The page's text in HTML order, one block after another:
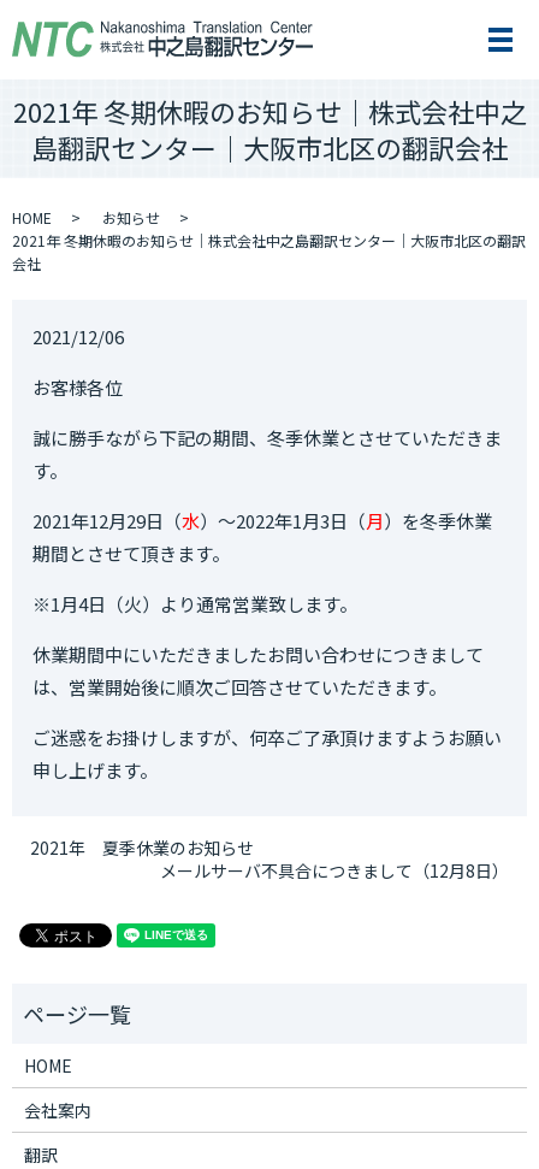
メ
2021年 冬期休暇のお知らせ｜株式会社中之
島翻訳センター｜大阪市北区の翻訳会社
HOME
お知らせ
2021年 冬期休暇のお知らせ｜株式会社中之島翻訳センター｜大阪市北区の翻訳
会社
2021/12/06
お客様各位
誠に勝手ながら下記の期間、冬季休業とさせていただきま
す。
2021年12月29日（水）～2022年1月3日（月）を冬季休業
期間とさせて頂きます。
※1月4日（火）より通常営業致します。
休業期間中にいただきましたお問い合わせにつきまして
は、営業開始後に順次ご回答させていただきます。
ご迷惑をお掛けしますが、何卒ご了承頂けますようお願い
申し上げます。
2021年 夏季休業のお知らせ
メールサーバ不具合につきまして（12月8日）
HOME
会社案内
翻訳